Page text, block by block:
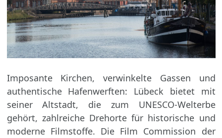
Imposante Kirchen, verwinkelte Gassen und
authentische Hafenwerften: Lübeck bietet mit
seiner Altstadt, die zum UNESCO-Welterbe
gehört, zahlreiche Drehorte für historische und
moderne Filmstoffe. Die Film Commission der